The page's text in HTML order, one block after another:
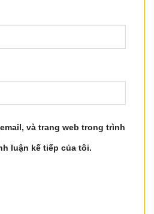
và trang web trong trình
luận kế tiếp của tôi.